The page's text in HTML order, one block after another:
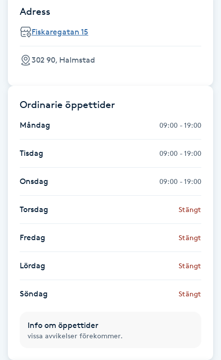
Frekvensterapi
Funktionsanalys
Gelenaglar
Adress
Fiskaregatan 15
302 90, Halmstad
Ordinarie öppettider
Måndag 09:00 - 19:00
Tisdag 09:00 - 19:00
Onsdag 09:00 - 19:00
Torsdag Stängt
Fredag Stängt
Lördag Stängt
Söndag Stängt
Info om öppettider
vissa avvikelser förekommer.